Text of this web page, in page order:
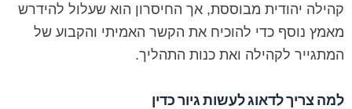
קהילה יהודית מבוססת, אך החיסרון הוא שעלול להידרש
מאמץ נוסף כדי להוכיח את הקשר האמיתי והקבוע של
המתגייר לקהילה ואת כנות התהליך.
למה צריך לדאוג לעשות גיור כדין